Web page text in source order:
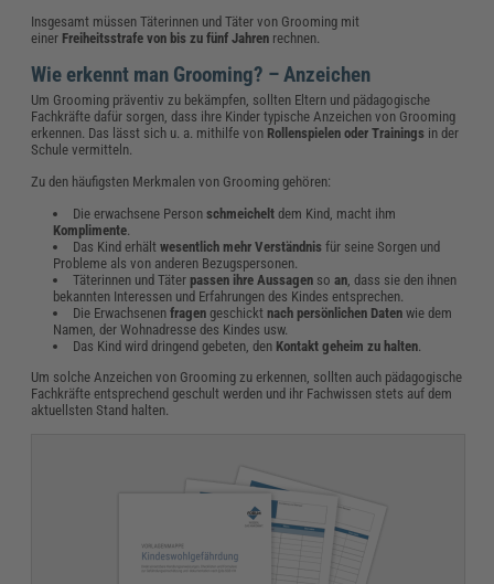
Insgesamt müssen Täterinnen und Täter von Grooming mit
einer Freiheitsstrafe von bis zu fünf Jahren rechnen.
Wie erkennt man Grooming? – Anzeichen
Um Grooming präventiv zu bekämpfen, sollten Eltern und pädagogische
Fachkräfte dafür sorgen, dass ihre Kinder typische Anzeichen von Grooming
erkennen. Das lässt sich u. a. mithilfe von Rollenspielen oder Trainings in der
Schule vermitteln.
Zu den häufigsten Merkmalen von Grooming gehören:
Die erwachsene Person schmeichelt dem Kind, macht ihm
Komplimente.
Das Kind erhält wesentlich mehr Verständnis für seine Sorgen und
Probleme als von anderen Bezugspersonen.
Täterinnen und Täter passen ihre Aussagen so an, dass sie den ihnen
bekannten Interessen und Erfahrungen des Kindes entsprechen.
Die Erwachsenen fragen geschickt nach persönlichen Daten wie dem
Namen, der Wohnadresse des Kindes usw.
Das Kind wird dringend gebeten, den Kontakt geheim zu halten.
Um solche Anzeichen von Grooming zu erkennen, sollten auch pädagogische
Fachkräfte entsprechend geschult werden und ihr Fachwissen stets auf dem
aktuellsten Stand halten.